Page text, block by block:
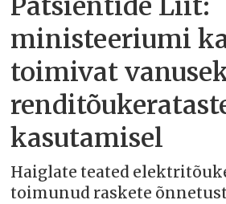
Patsientide Liit:
ministeeriumi
toimivat
kasutamisel
Haiglate teated
toimunud raskete